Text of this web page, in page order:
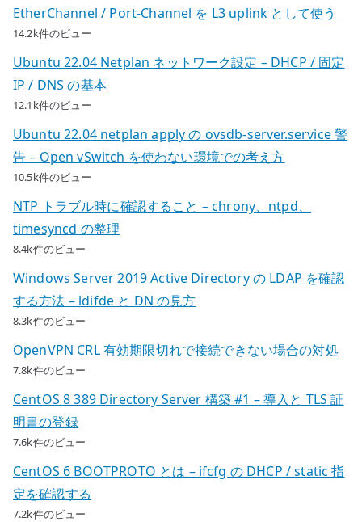
EtherChannel / Port-Channel を L3 uplink として使う
14.2k件のビュー
Ubuntu 22.04 Netplan ネットワーク設定 – DHCP / 固定
IP / DNS の基本
12.1k件のビュー
Ubuntu 22.04 netplan apply の ovsdb-server.service 警
告 – Open vSwitch を使わない環境での考え方
10.5k件のビュー
NTP トラブル時に確認すること – chrony、ntpd、
timesyncd の整理
8.4k件のビュー
Windows Server 2019 Active Directory の LDAP を確認
する方法 – ldifde と DN の見方
8.3k件のビュー
OpenVPN CRL 有効期限切れで接続できない場合の対処
7.8k件のビュー
CentOS 8 389 Directory Server 構築 #1 – 導入と TLS 証
明書の登録
7.6k件のビュー
CentOS 6 BOOTPROTO とは – ifcfg の DHCP / static 指
定を確認する
7.2k件のビュー